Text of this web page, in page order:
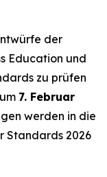
der
Education und
zu prüfen
7. Februar
werden in die
Standards 2026